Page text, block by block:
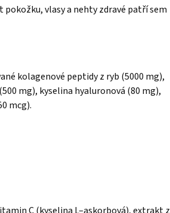
pokožku, vlasy a nehty zdravé patří sem
kolagenové peptidy z ryb (5000 mg),
mg), kyselina hyaluronová (80 mg),
mcg).